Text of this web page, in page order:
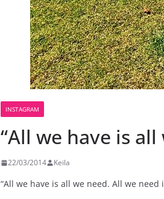
INSTAGRAM
“All we have is all
22/03/2014 Keila
“All we have is all we need. All we